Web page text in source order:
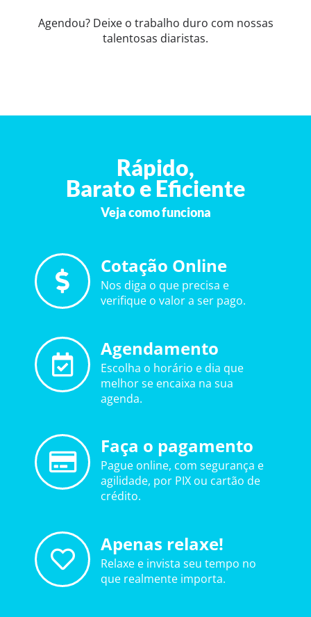
Agendou? Deixe o trabalho duro com nossas
talentosas diaristas.
Rápido,
Barato e Eficiente
Veja como funciona
Cotação Online
Nos diga o que precisa e
verifique o valor a ser pago.
Agendamento
Escolha o horário e dia que
melhor se encaixa na sua
agenda.
Faça o pagamento
Pague online, com segurança e
agilidade, por PIX ou cartão de
crédito.
Apenas relaxe!
Relaxe e invista seu tempo no
que realmente importa.